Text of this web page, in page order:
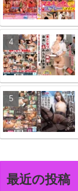
最近の投稿